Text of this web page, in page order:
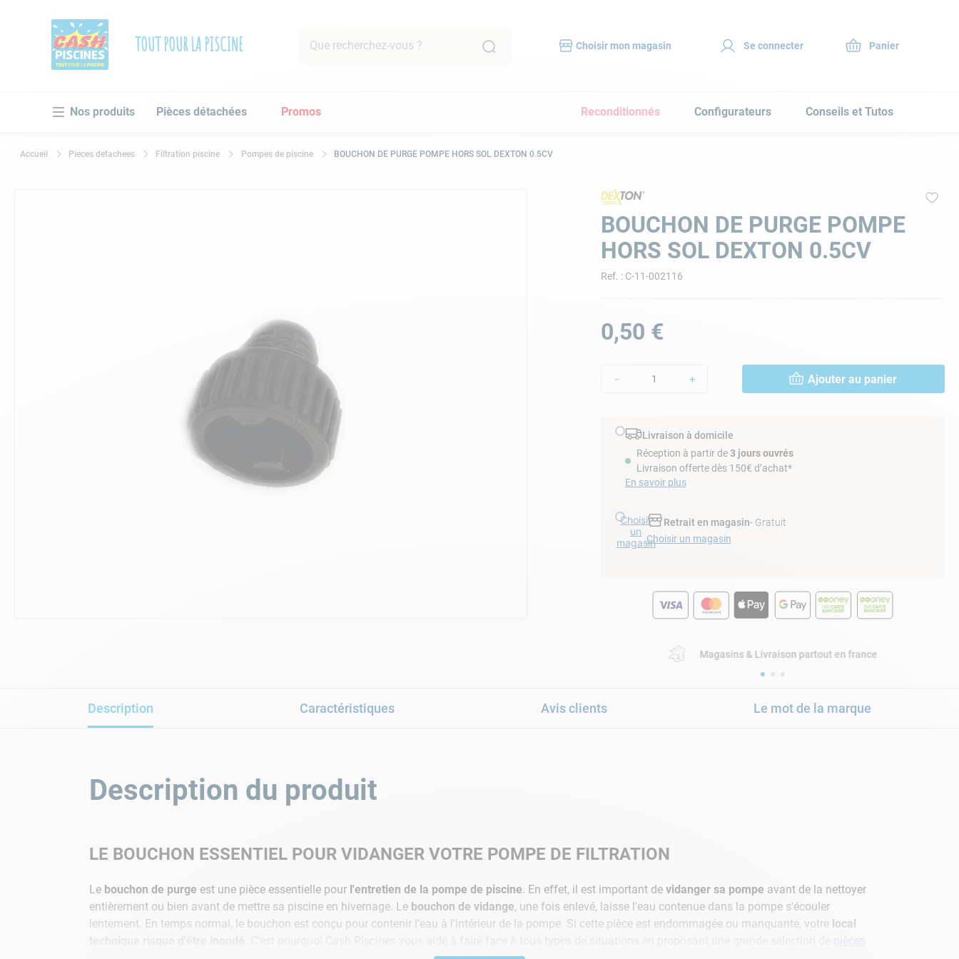
TOUT POUR LA PISCINE Choisir mon magasin Se connecter
Pièces détachées Promos Reconditionnés Configurateurs Conseils et Tutos
Pieces detachees Filtration piscine Pompes de piscine BOUCHON DE PURGE POMPE HORS SOL DEXTON 0.5CV
BOUCHON DE PURGE POMPE
HORS SOL DEXTON 0.5CV
Ref. : C-11-002116
0,50 €
＋
－ Ajouter au panier
Livraison à domicile
Réception à partir de3 jours ouvrés
Livraison offerte dès 150€ d’achat*
En savoir plus
Choisir
un
magasin
Retrait en magasin- Gratuit
Choisir un magasin
Magasins & Livraison partout en france
Description Caractéristiques Avis clients Le mot de la marque
Description du produit
LE BOUCHON ESSENTIEL POUR VIDANGER VOTRE POMPE DE FILTRATION
Le bouchon de purge est une pièce essentielle pour l'entretien de la pompe de piscine. En effet, il est important de vidanger sa pompe avant de la nettoyer
entièrement ou bien avant de mettre sa piscine en hivernage. Le bouchon de vidange, une fois enlevé, laisse l'eau contenue dans la pompe s'écouler
lentement. En temps normal, le bouchon est conçu pour contenir l'eau à l'intérieur de la pompe. Si cette pièce est endommagée ou manquante, votre local
pièces
1.
pompe filtration piscine
chlore choc